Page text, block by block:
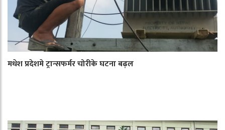
मधेश प्रदेशमे ट्रान्सफर्मर चोरीके घटना बढ़ल